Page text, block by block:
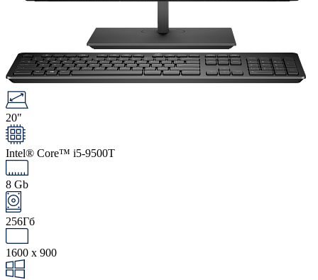
20"
Intel® Core™ i5-9500T
8 Gb
256Гб
1600 x 900